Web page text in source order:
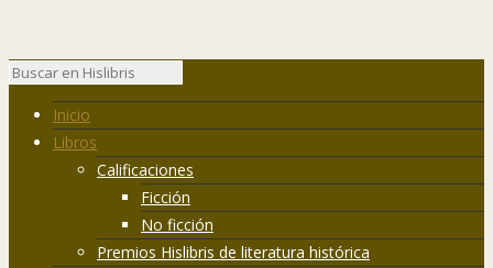
Inicio
Libros
Calificaciones
Ficción
No ficción
Premios Hislibris de literatura histórica